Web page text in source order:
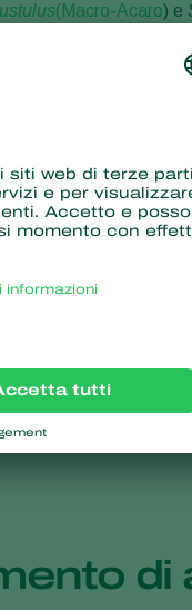
(Macro-Acaro) e
adulti.
di